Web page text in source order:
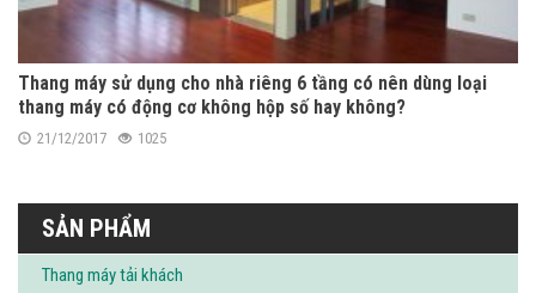
Thang máy sử dụng cho nhà riêng 6 tầng có nên dùng loại
thang máy có động cơ không hộp số hay không?
21/12/2017 1025
SẢN PHẨM
Thang máy tải khách